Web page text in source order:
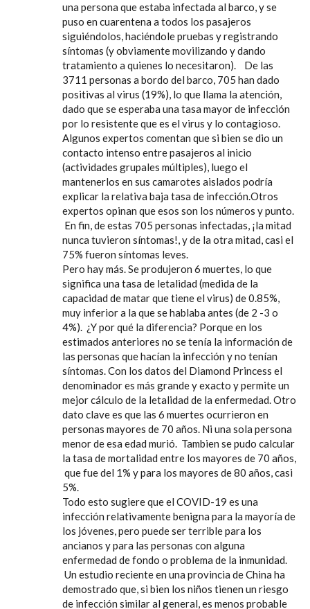
una persona que estaba infectada al barco, y se
puso en cuarentena a todos los pasajeros
siguiéndolos, haciéndole pruebas y registrando
síntomas (y obviamente movilizando y dando
tratamiento a quienes lo necesitaron). De las
3711 personas a bordo del barco, 705 han dado
positivas al virus (19%), lo que llama la atención,
dado que se esperaba una tasa mayor de infección
por lo resistente que es el virus y lo contagioso.
Algunos expertos comentan que si bien se dio un
contacto intenso entre pasajeros al inicio
(actividades grupales múltiples), luego el
mantenerlos en sus camarotes aislados podría
explicar la relativa baja tasa de infección.Otros
expertos opinan que esos son los números y punto.
En fin, de estas 705 personas infectadas, ¡la mitad
nunca tuvieron síntomas!, y de la otra mitad, casi el
75% fueron síntomas leves.
Pero hay más. Se produjeron 6 muertes, lo que
significa una tasa de letalidad (medida de la
capacidad de matar que tiene el virus) de 0.85%,
muy inferior a la que se hablaba antes (de 2 -3 o
4%). ¿Y por qué la diferencia? Porque en los
estimados anteriores no se tenía la información de
las personas que hacían la infección y no tenían
síntomas. Con los datos del Diamond Princess el
denominador es más grande y exacto y permite un
mejor cálculo de la letalidad de la enfermedad. Otro
dato clave es que las 6 muertes ocurrieron en
personas mayores de 70 años. Ni una sola persona
menor de esa edad murió. Tambien se pudo calcular
la tasa de mortalidad entre los mayores de 70 años,
que fue del 1% y para los mayores de 80 años, casi
5%.
Todo esto sugiere que el COVID-19 es una
infección relativamente benigna para la mayoría de
los jóvenes, pero puede ser terrible para los
ancianos y para las personas con alguna
enfermedad de fondo o problema de la inmunidad.
Un estudio reciente en una provincia de China ha
demostrado que, si bien los niños tienen un riesgo
de infección similar al general, es menos probable